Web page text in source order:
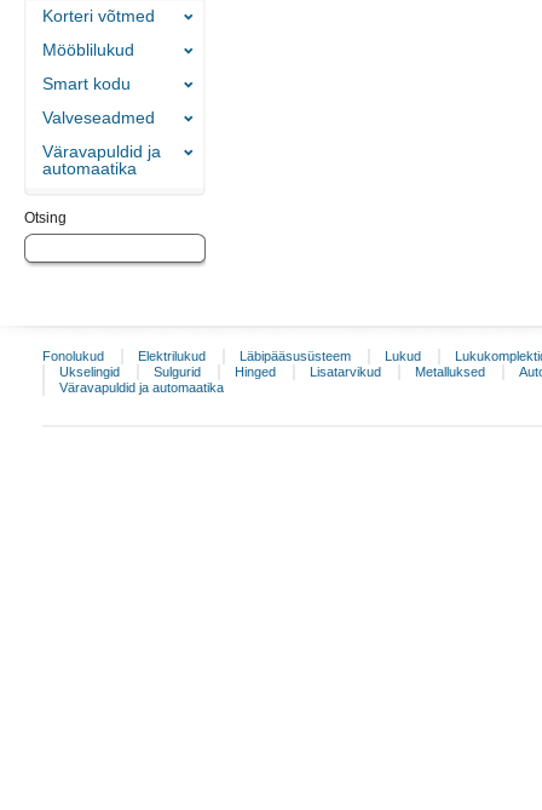
Korteri võtmed
Mööblilukud
Smart kodu
Valveseadmed
Väravapuldid ja
automaatika
Otsing
Fonolukud Elektrilukud Läbipääsusüsteem Lukud
Ukselingid
Sulgurid Hinged Lisatarvikud Metalluksed
Väravapuldid ja automaatika